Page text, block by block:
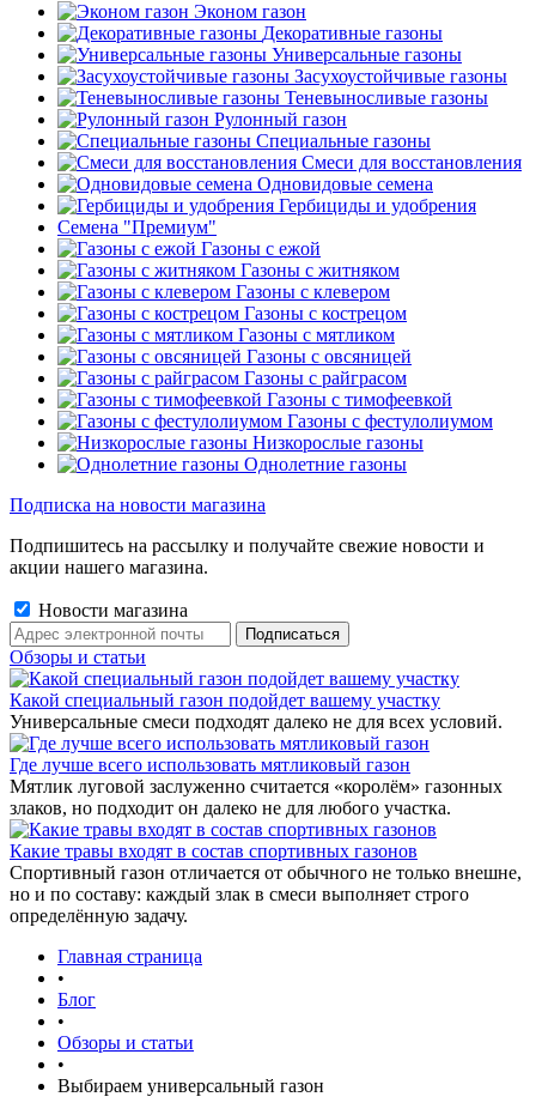
Эконом газон
Декоративные газоны
Универсальные газоны
Засухоустойчивые газоны
Теневыносливые газоны
Рулонный газон
Специальные газоны
Смеси для восстановления
Одновидовые семена
Гербициды и удобрения
Cемена "Премиум"
Газоны с ежой
Газоны с житняком
Газоны с клевером
Газоны с кострецом
Газоны с мятликом
Газоны с овсяницей
Газоны с райграсом
Газоны с тимофеевкой
Газоны с фестулолиумом
Низкорослые газоны
Однолетние газоны
Подписка на новости магазина
Подпишитесь на рассылку и получайте свежие новости и
акции нашего магазина.
Новости магазина
Обзоры и статьи
Какой специальный газон подойдет вашему участку
Универсальные смеси подходят далеко не для всех условий.
Где лучше всего использовать мятликовый газон
Мятлик луговой заслуженно считается «королём» газонных
злаков, но подходит он далеко не для любого участка.
Какие травы входят в состав спортивных газонов
Спортивный газон отличается от обычного не только внешне,
но и по составу: каждый злак в смеси выполняет строго
определённую задачу.
Главная страница
•
Блог
•
Обзоры и статьи
•
Выбираем универсальный газон